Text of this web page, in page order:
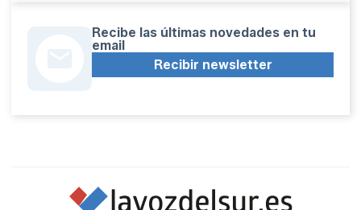
Recibe las últimas novedades en tu
email
Recibir newsletter